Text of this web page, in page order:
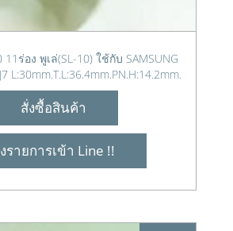
ร่อง พูเล่(SL-10) ใช้กับ SAMSUNG
L:30mm.T.L:36.4mm.PN.H:14.2mm.
สั่งซื้อสินค้า
รายการเข้า Line !!